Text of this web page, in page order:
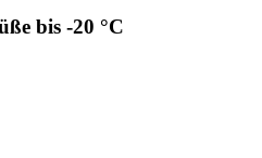
bis -20 °C